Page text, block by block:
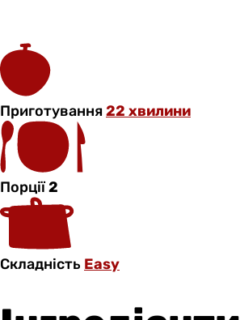
Приготування22 хвилини
Порції2
Складність Easy